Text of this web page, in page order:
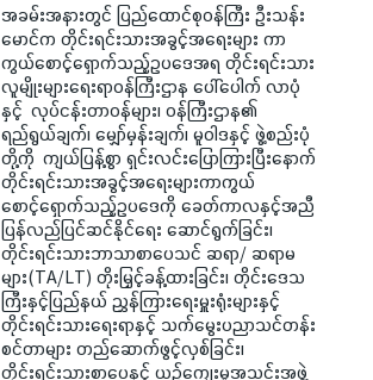
အခမ်းအနားတွင် ပြည်ထောင်စုဝန်ကြီး ဦးသန်း
မောင်က တိုင်းရင်းသားအခွင့်အရေးများ ကာ
ကွယ်စောင့်ရှောက်သည့်ဥပဒေအရ တိုင်းရင်းသား
လူမျိုးများရေးရာဝန်ကြီးဌာန ပေါ်ပေါက် လာပုံ
နှင့် လုပ်ငန်းတာဝန်များ၊ ဝန်ကြီးဌာန၏
ရည်ရွယ်ချက်၊ မျှော်မှန်းချက်၊ မူဝါဒနှင့် ဖွဲ့စည်းပုံ
တို့ကို ကျယ်ပြန့်စွာ ရှင်းလင်းပြောကြားပြီးနောက်
တိုင်းရင်းသားအခွင့်အရေးများကာကွယ်
စောင့်ရှောက်သည့်ဥပဒေကို ခေတ်ကာလနှင့်အညီ
ပြန်လည်ပြင်ဆင်နိုင်ရေး ဆောင်ရွက်ခြင်း၊
တိုင်းရင်းသားဘာသာစာပေသင် ဆရာ/ ဆရာမ
များ(TA/LT) တိုးမြှင့်ခန့်ထားခြင်း၊ တိုင်းဒေသ
ကြီးနှင့်ပြည်နယ် ညွှန်ကြားရေးမှူးရုံးများနှင့်
တိုင်းရင်းသားရေးရာနှင့် သက်မွေးပညာသင်တန်း
စင်တာများ တည်ဆောက်ဖွင့်လှစ်ခြင်း၊
တိုင်းရင်းသားစာပေနှင့် ယဉ်ကျေးမှုအသင်းအဖွဲ့